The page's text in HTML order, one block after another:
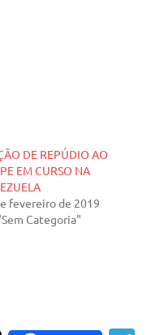
DE REPÚDIO AO
EM CURSO NA
fevereiro de 2019
Categoria"